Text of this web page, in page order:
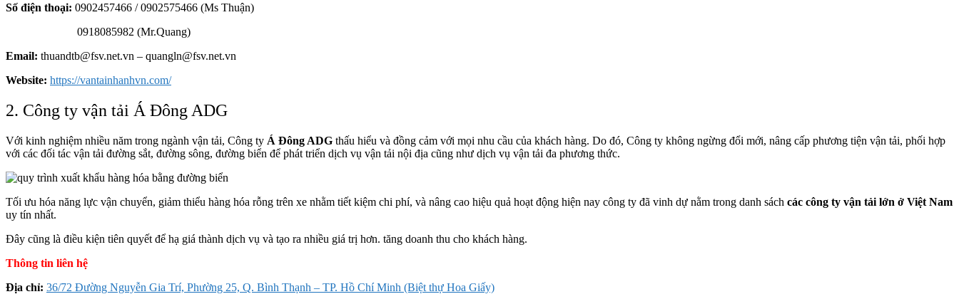
Số điện thoại: 0902457466 / 0902575466 (Ms Thuận)
0918085982 (Mr.Quang)
Email: thuandtb@fsv.net.vn – quangln@fsv.net.vn
Website: https://vantainhanhvn.com/
2. Công ty vận tải Á Đông ADG
Với kinh nghiệm nhiều năm trong ngành vận tải, Công ty Á Đông ADG thấu hiểu và đồng cảm với mọi nhu cầu của khách hàng. Do đó, Công ty không ngừng đổi mới, nâng cấp phương tiện vận tải, phối hợp
với các đối tác vận tải đường sắt, đường sông, đường biển để phát triển dịch vụ vận tải nội địa cũng như dịch vụ vận tải đa phương thức.
Tối ưu hóa năng lực vận chuyển, giảm thiểu hàng hóa rỗng trên xe nhằm tiết kiệm chi phí, và nâng cao hiệu quả hoạt động hiện nay công ty đã vinh dự nằm trong danh sách các công ty vận tải lớn ở Việt Nam
uy tín nhất.
Đây cũng là điều kiện tiên quyết để hạ giá thành dịch vụ và tạo ra nhiều giá trị hơn. tăng doanh thu cho khách hàng.
Thông tin liên hệ
Địa chỉ: 36/72 Đường Nguyễn Gia Trí, Phường 25, Q. Bình Thạnh – TP. Hồ Chí Minh (Biệt thự Hoa Giấy)